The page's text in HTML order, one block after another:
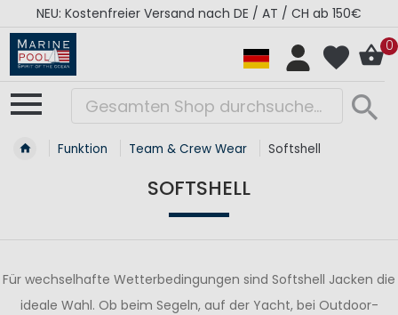
NEU: Kostenfreier Versand nach DE / AT / CH ab 150€
0
Funktion Team & Crew Wear Softshell
SOFTSHELL
Für wechselhafte Wetterbedingungen sind Softshell Jacken die
ideale Wahl. Ob beim Segeln, auf der Yacht, bei Outdoor-